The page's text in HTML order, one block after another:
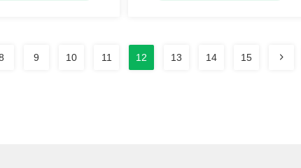
9 10 11 12 13 14 15